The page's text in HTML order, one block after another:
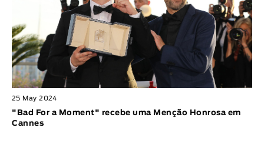
25 May 2024
"Bad For a Moment" recebe uma Menção Honrosa em
Cannes